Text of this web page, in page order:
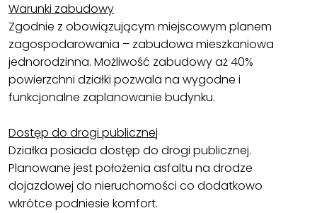
Warunki zabudowy
Zgodnie z obowiązującym miejscowym planem
zagospodarowania – zabudowa mieszkaniowa
jednorodzinna. Możliwość zabudowy aż 40%
powierzchni działki pozwala na wygodne i
funkcjonalne zaplanowanie budynku.
Dostęp do drogi publicznej
Działka posiada dostęp do drogi publicznej.
Planowane jest położenia asfaltu na drodze
dojazdowej do nieruchomości co dodatkowo
wkrótce podniesie komfort.